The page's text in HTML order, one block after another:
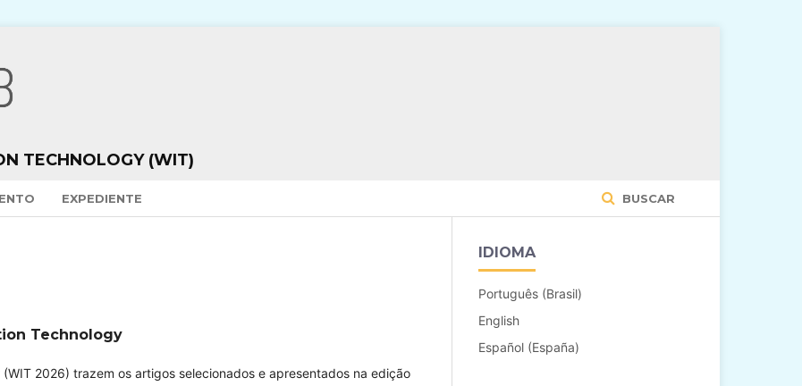
TECHNOLOGY (WIT)
EXPEDIENTE BUSCAR
Technology
(WIT 2026) trazem os artigos selecionados e apresentados na edição
IDIOMA
Português (Brasil)
English
Español (España)